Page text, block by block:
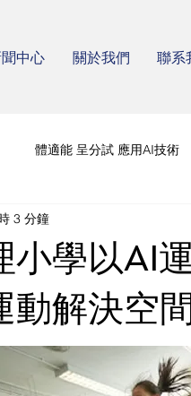
中心 關於我們 聯系
體適能 呈分試 應用AI技術
小學以AI
解決空
3 分鐘